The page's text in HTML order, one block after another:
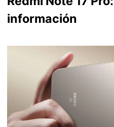
información